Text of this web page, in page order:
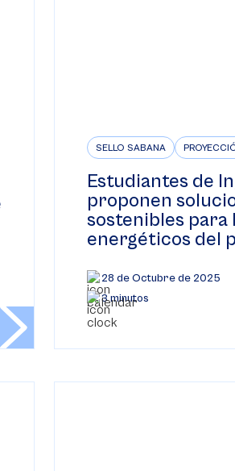
SELLO SABANA
Estudiantes de
proponen
sostenibles para
energéticos del
28 de Octubre de 2025
3 minutos